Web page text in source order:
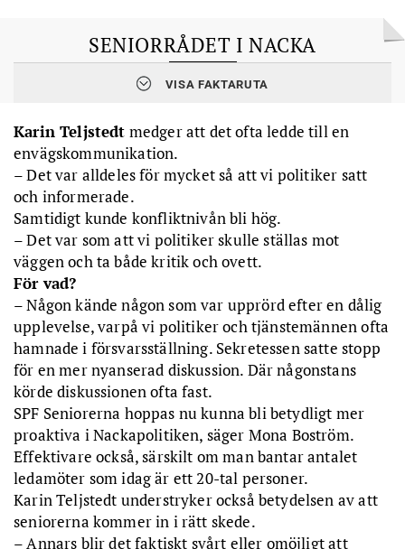
SENIORRÅDET I NACKA
* Ett samverkansorgan mellan SPF Seniorerna, PRO, Seniornet
* Rådet består av åtta ledamöter från SPF Seniorerna, lika
många från PRO och en ledamot från Seniornet. Tre politiker och
ett par tjänstemän.
* SPF Seniorerna har fyra föreningar i kommunen: Nacka, Boo,
Saltsjöbaden och Älta.
VISA FAKTARUTA
Karin Teljstedt medger att det ofta ledde till en
envägskommunikation.
– Det var alldeles för mycket så att vi politiker satt
och informerade.
Samtidigt kunde konfliktnivån bli hög.
– Det var som att vi politiker skulle ställas mot
väggen och ta både kritik och ovett.
För vad?
– Någon kände någon som var upprörd efter en dålig
upplevelse, varpå vi politiker och tjänstemännen ofta
hamnade i försvarsställning. Sekretessen satte stopp
för en mer nyanserad diskussion. Där någonstans
körde diskussionen ofta fast.
SPF Seniorerna hoppas nu kunna bli betydligt mer
proaktiva i Nackapolitiken, säger Mona Boström.
Effektivare också, särskilt om man bantar antalet
ledamöter som idag är ett 20-tal personer.
Karin Teljstedt understryker också betydelsen av att
seniorerna kommer in i rätt skede.
– Annars blir det faktiskt svårt eller omöjligt att